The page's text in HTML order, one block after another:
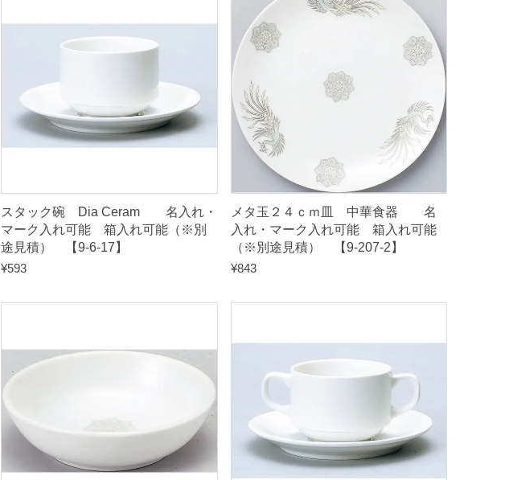
箱
能
（
途
見
積
7
3
スタック碗 Dia Ceram 名入れ・
マーク入れ可能 箱入れ可能（※別
途見積） 【9-6-17】
¥593
メタ玉２４ｃｍ皿 中華食器 名
入れ・マーク入れ可能 箱入れ可能
（※別途見積） 【9-207-2】
¥843